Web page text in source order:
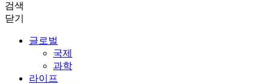
검색
닫기
글로벌
국제
과학
라이프